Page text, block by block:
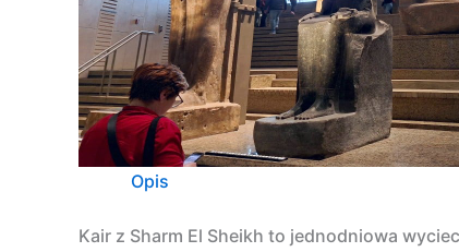
Opis
Kair z Sharm El Sheikh to jednodniowa